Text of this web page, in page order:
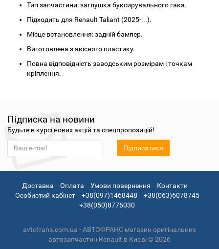
Тип запчастини: заглушка буксирувального гака.
Підходить для Renault Taliant (2025-...).
Місце встановлення: задній бампер.
Виготовлена з якісного пластику.
Повна відповідність заводським розмірам і точкам
кріплення.
Підписка на новини
Будьте в курсі нових акцій та спецпропозицій!
Підписатися
Доставка Оплата Умови повернення
Контакти
Особистий кабінет
+38(097)1468448
+38(063)6078745
+38(050)8776030
avtofrans.com.ua - АВТОФРАНС магазин оригінальних
автозапчастин Renault в Києві © 2026